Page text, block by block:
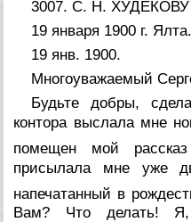
3007. С. Н. ХУДЕКОВУ
19 января 1900 г. Ялта.
19 янв. 1900.
Многоуважаемый
Будьте добры,
контора выслала мне
помещен мой
присылала мне уже
напечатанный в
Вам? Что делать!